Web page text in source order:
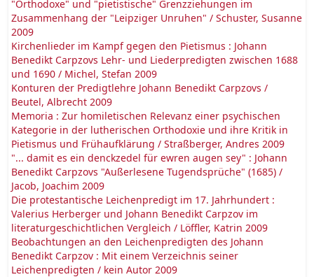
"Orthodoxe" und "pietistische" Grenzziehungen im
Zusammenhang der "Leipziger Unruhen" / Schuster, Susanne
2009
Kirchenlieder im Kampf gegen den Pietismus : Johann
Benedikt Carpzovs Lehr- und Liederpredigten zwischen 1688
und 1690 / Michel, Stefan 2009
Konturen der Predigtlehre Johann Benedikt Carpzovs /
Beutel, Albrecht 2009
Memoria : Zur homiletischen Relevanz einer psychischen
Kategorie in der lutherischen Orthodoxie und ihre Kritik in
Pietismus und Frühaufklärung / Straßberger, Andres 2009
"... damit es ein denckzedel für ewren augen sey" : Johann
Benedikt Carpzovs "Außerlesene Tugendsprüche" (1685) /
Jacob, Joachim 2009
Die protestantische Leichenpredigt im 17. Jahrhundert :
Valerius Herberger und Johann Benedikt Carpzov im
literaturgeschichtlichen Vergleich / Löffler, Katrin 2009
Beobachtungen an den Leichenpredigten des Johann
Benedikt Carpzov : Mit einem Verzeichnis seiner
Leichenpredigten / kein Autor 2009